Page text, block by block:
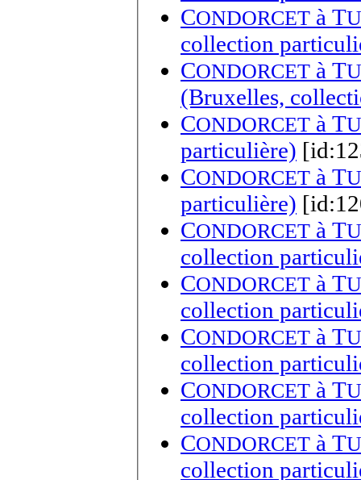
CONDORCET à T
collection
CONDORCET à T
(Bruxelles,
CONDORCET à T
particulière)
CONDORCET à T
particulière)
CONDORCET à T
collection
CONDORCET à T
collection
CONDORCET à T
collection
CONDORCET à T
collection
CONDORCET à T
collection